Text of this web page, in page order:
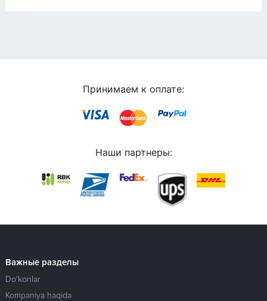
Принимаем к оплате:
Наши партнеры:
Важные разделы
Do'konlar
Kompaniya haqida